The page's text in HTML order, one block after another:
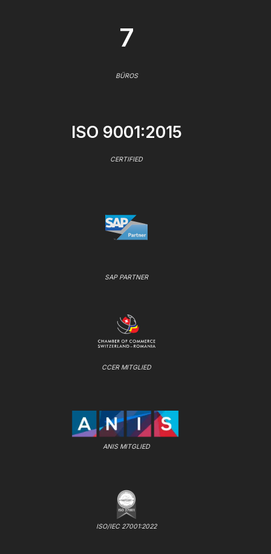
7
BÜROS
ISO 9001:2015
CERTIFIED
SAP PARTNER
CCER MITGLIED
ANIS MITGLIED
ISO/IEC 27001:2022